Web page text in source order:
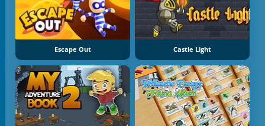
Escape Out Castle Light